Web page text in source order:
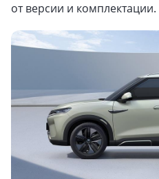
от версии и комплектации.